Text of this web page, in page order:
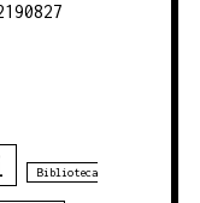
Biblioteca